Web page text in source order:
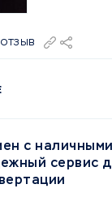
с
сервис